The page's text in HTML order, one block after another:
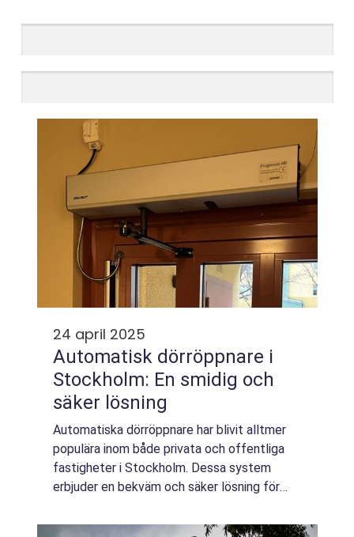
24 april 2025
Automatisk dörröppnare i
Stockholm: En smidig och
säker lösning
Automatiska dörröppnare har blivit alltmer
populära inom både privata och offentliga
fastigheter i Stockholm. Dessa system
erbjuder en bekväm och säker lösning för